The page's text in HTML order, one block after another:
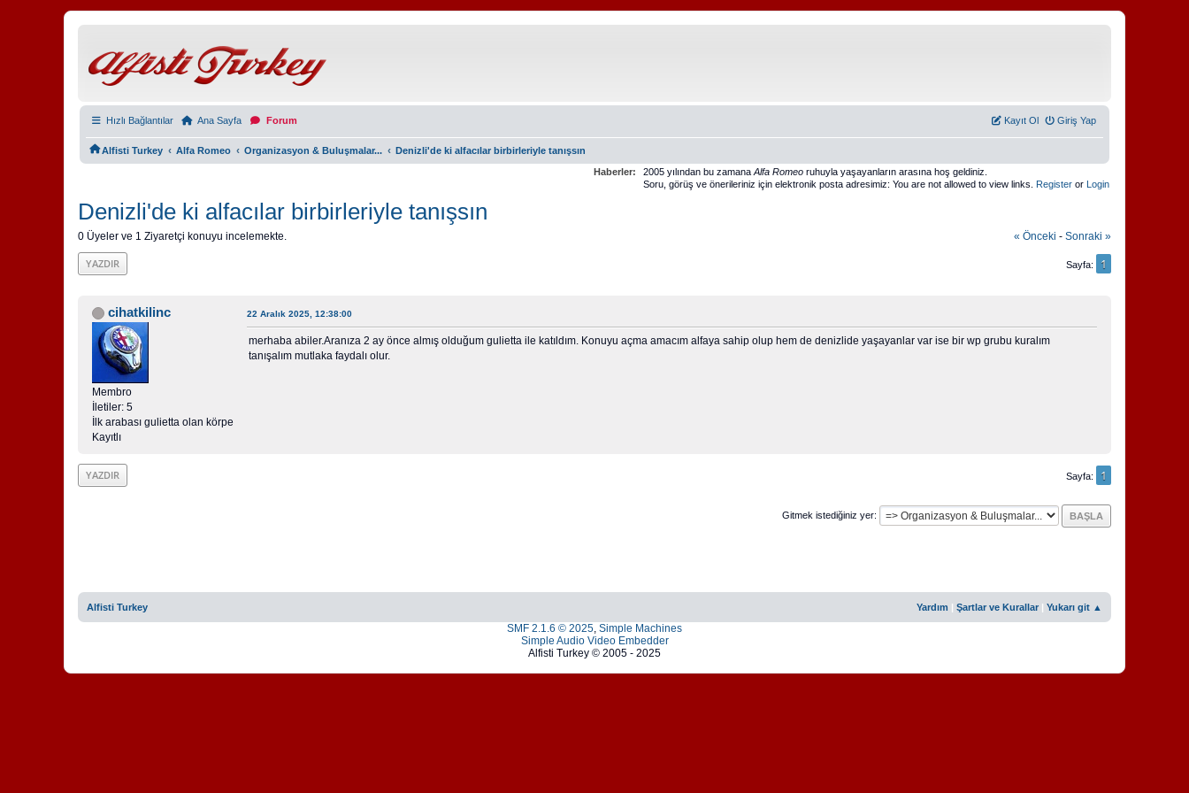
Hızlı Bağlantılar Ana Sayfa Forum Giriş Yap
Kayıt Ol
Alfisti Turkey ‹ Alfa Romeo ‹ Organizasyon & Buluşmalar... ‹ Denizli'de ki alfacılar birbirleriyle tanışsın
Haberler:
2005 yılından bu zamana Alfa Romeo ruhuyla yaşayanların arasına hoş geldiniz.
Soru, görüş ve önerileriniz için elektronik posta adresimiz: You are not allowed to view links. Register or Login
Denizli'de ki alfacılar birbirleriyle tanışsın
« Önceki - Sonraki »
0 Üyeler ve 1 Ziyaretçi konuyu incelemekte.
YAZDIR Sayfa 1
cihatkilinc
Membro
İletiler: 5
İlk arabası gulietta olan körpe
Kayıtlı
22 Aralık 2025, 12:38:00
merhaba abiler.Aranıza 2 ay önce almış olduğum gulietta ile katıldım. Konuyu açma amacım alfaya sahip olup hem de denizlide yaşayanlar var ise bir wp grubu kuralım
tanışalım mutlaka faydalı olur.
YAZDIR Sayfa 1
Gitmek istediğiniz yer
Yardım Şartlar ve Kurallar Yukarı git ▲
Alfisti Turkey
SMF 2.1.6 © 2025, Simple Machines
Simple Audio Video Embedder
Alfisti Turkey © 2005 - 2025